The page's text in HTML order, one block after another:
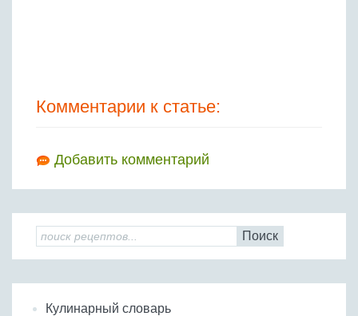
Комментарии к статье:
Добавить комментарий
Поиск
Кулинарный словарь